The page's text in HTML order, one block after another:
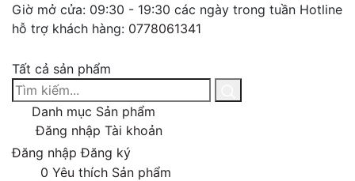
Giờ mở cửa: 09:30 - 19:30 các ngày trong tuần Hotline
hỗ trợ khách hàng: 0778061341
Tất cả sản phẩm
Danh mục Sản phẩm
Đăng nhập Tài khoản
Đăng nhập Đăng ký
0 Yêu thích Sản phẩm